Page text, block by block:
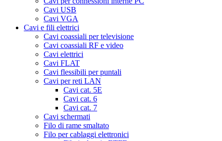
Cavi USB
Cavi VGA
Cavi e fili elettrici
Cavi coassiali per televisione
Cavi coassiali RF e video
Cavi elettrici
Cavi FLAT
Cavi flessibili per puntali
Cavi per reti LAN
Cavi cat. 5E
Cavi cat. 6
Cavi cat. 7
Cavi schermati
Filo di rame smaltato
Filo per cablaggi elettronici